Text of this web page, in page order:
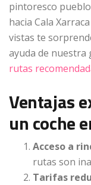
pintoresco
hacia Cala
vistas te
ayuda de nuestra
rutas
Ventajas
un coche
Acceso a
rutas son
Tarifas